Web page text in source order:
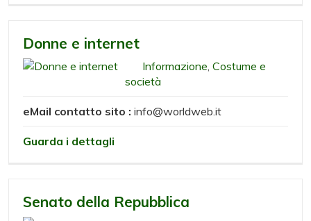
Donne e internet
Informazione Costume e
società
eMail contatto sito : info@worldweb.it
Guarda i dettagli
Senato della Repubblica